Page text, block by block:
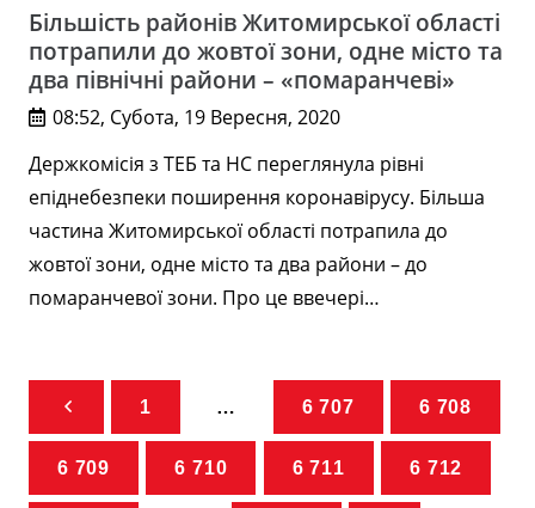
Більшість районів Житомирської області
потрапили до жовтої зони, одне місто та
два північні райони – «помаранчеві»
08:52, Субота, 19 Вересня, 2020
Держкомісія з ТЕБ та НС переглянула рівні
епіднебезпеки поширення коронавірусу. Більша
частина Житомирської області потрапила до
жовтої зони, одне місто та два райони – до
помаранчевої зони. Про це ввечері…
1 … 6 707 6 708
6 709 6 710 6 711 6 712